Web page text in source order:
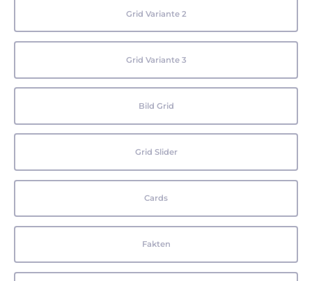
Grid Variante 2
Grid Variante 3
Bild Grid
Grid Slider
Cards
Fakten